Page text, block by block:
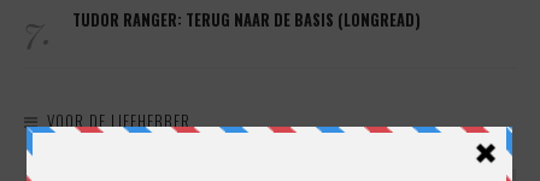
7. TUDOR RANGER: TERUG NAAR DE BASIS (LONGREAD)
VOOR DE LIEFHEBBER